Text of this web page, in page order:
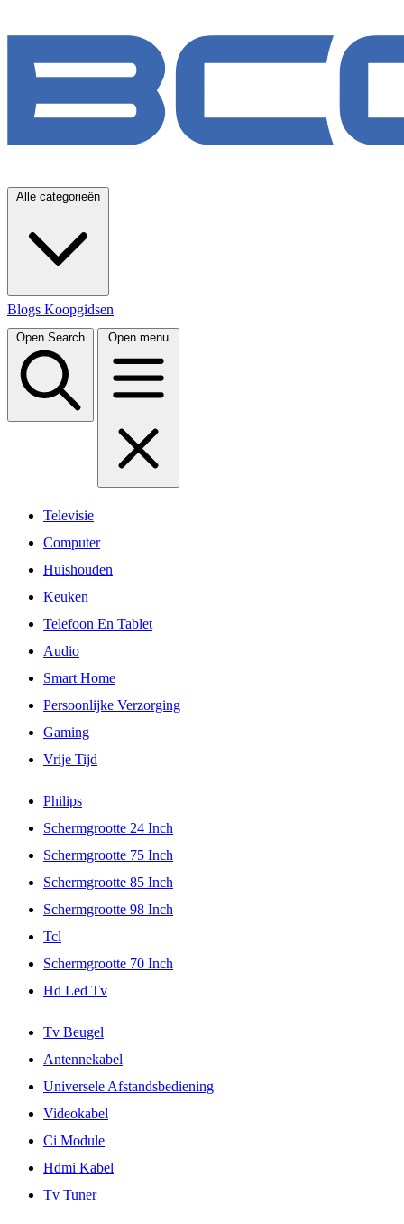
Alle categorieën
Blogs Koopgidsen
Open Search Open menu
Televisie
Computer
Huishouden
Keuken
Telefoon En Tablet
Audio
Smart Home
Persoonlijke Verzorging
Gaming
Vrije Tijd
Philips
Schermgrootte 24 Inch
Schermgrootte 75 Inch
Schermgrootte 85 Inch
Schermgrootte 98 Inch
Tcl
Schermgrootte 70 Inch
Hd Led Tv
Tv Beugel
Antennekabel
Universele Afstandsbediening
Videokabel
Ci Module
Hdmi Kabel
Tv Tuner